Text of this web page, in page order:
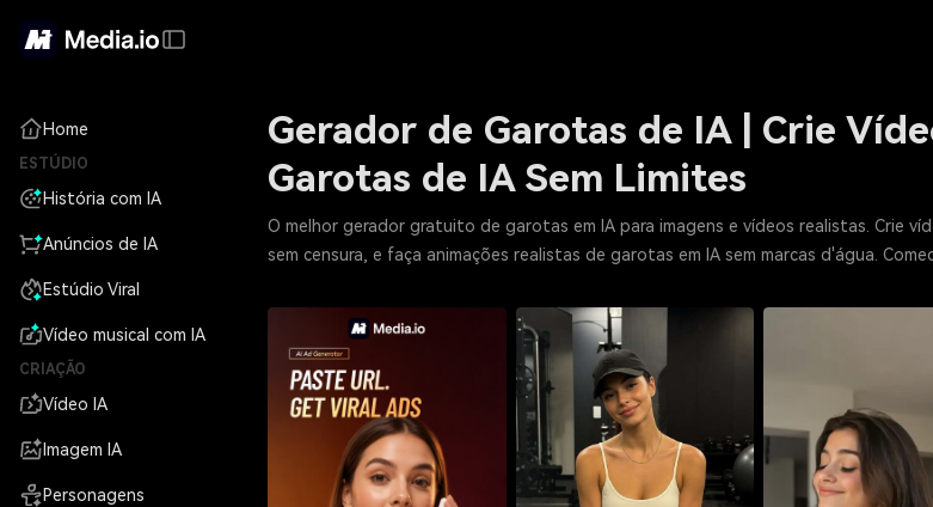
Home
ESTÚDIO
História com IA
Anúncios de IA
Estúdio Viral
Vídeo musical com IA
CRIAÇÃO
Vídeo IA
Imagem IA
Personagens
Gerador de Garotas de IA | Crie
Garotas de IA Sem Limites
O melhor gerador gratuito de garotas em IA para imagens e vídeos realistas. Crie
sem censura, e faça animações realistas de garotas em IA sem marcas d'água.